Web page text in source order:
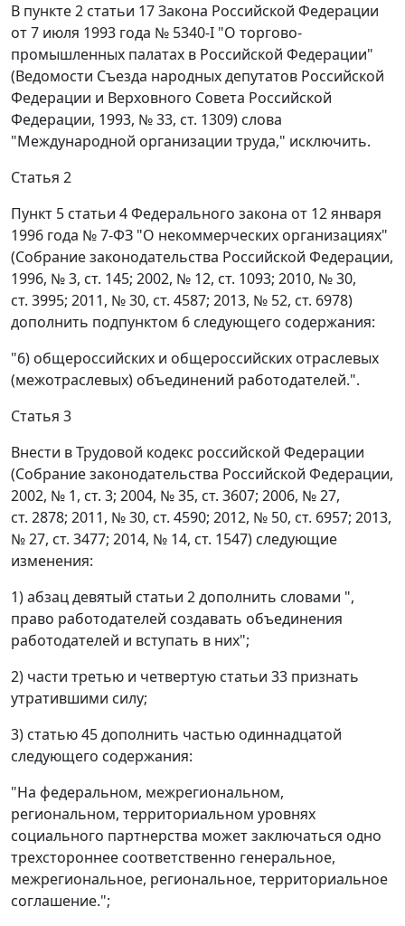
В пункте 2 статьи 17 Закона Российской Федерации
от 7 июля 1993 года № 5340-I "О торгово-
промышленных палатах в Российской Федерации"
(Ведомости Съезда народных депутатов Российской
Федерации и Верховного Совета Российской
Федерации, 1993, № 33, ст. 1309) слова
"Международной организации труда," исключить.
Статья 2
Пункт 5 статьи 4 Федерального закона от 12 января
1996 года № 7-ФЗ "О некоммерческих организациях"
(Собрание законодательства Российской Федерации,
1996, № 3, ст. 145; 2002, № 12, ст. 1093; 2010, № 30,
ст. 3995; 2011, № 30, ст. 4587; 2013, № 52, ст. 6978)
дополнить подпунктом 6 следующего содержания:
"6) общероссийских и общероссийских отраслевых
(межотраслевых) объединений работодателей.".
Статья 3
Внести в Трудовой кодекс российской Федерации
(Собрание законодательства Российской Федерации,
2002, № 1, ст. 3; 2004, № 35, ст. 3607; 2006, № 27,
ст. 2878; 2011, № 30, ст. 4590; 2012, № 50, ст. 6957; 2013,
№ 27, ст. 3477; 2014, № 14, ст. 1547) следующие
изменения:
1) абзац девятый статьи 2 дополнить словами ",
право работодателей создавать объединения
работодателей и вступать в них";
2) части третью и четвертую статьи 33 признать
утратившими силу;
3) статью 45 дополнить частью одиннадцатой
следующего содержания:
"На федеральном, межрегиональном,
региональном, территориальном уровнях
социального партнерства может заключаться одно
трехстороннее соответственно генеральное,
межрегиональное, региональное, территориальное
соглашение.";